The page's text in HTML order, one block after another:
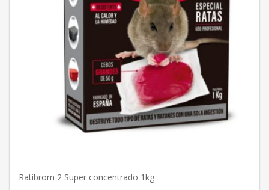
Ratibrom 2 Super concentrado 1kg